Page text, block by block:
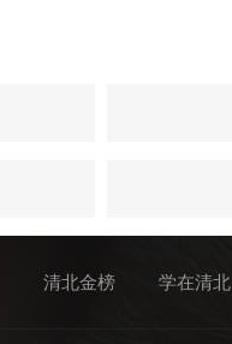
清北金榜 学在清北